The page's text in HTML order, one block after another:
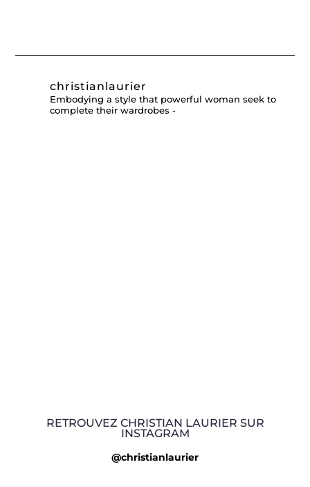
christianlaurier
Embodying a style that powerful woman seek to
complete their wardrobes -
RETROUVEZ CHRISTIAN LAURIER SUR
INSTAGRAM
@christianlaurier